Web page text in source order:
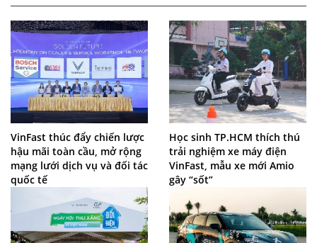
VinFast thúc đẩy chiến lược
hậu mãi toàn cầu, mở rộng
mạng lưới dịch vụ và đối tác
quốc tế
Học sinh TP.HCM thích thú
trải nghiệm xe máy điện
VinFast, mẫu xe mới Amio
gây “sốt”